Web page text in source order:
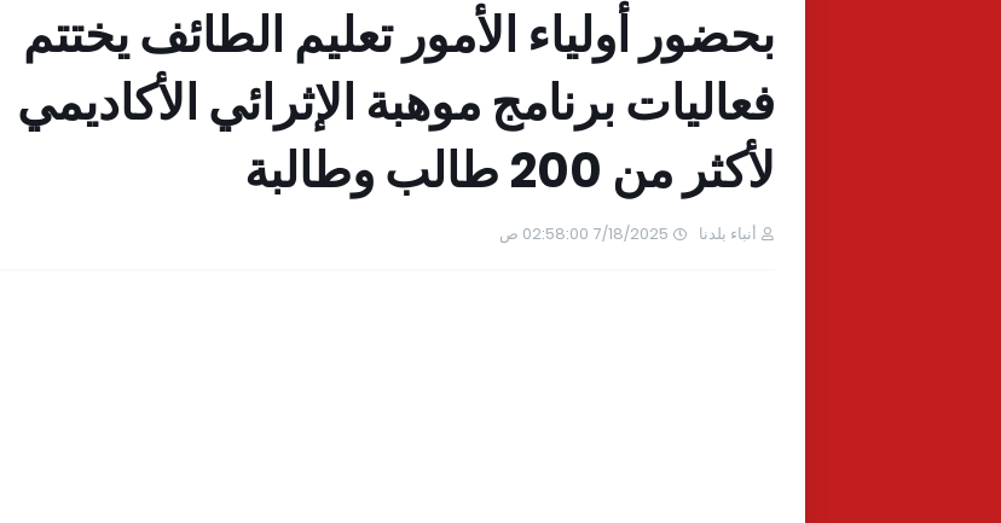
بحضور أولياء الأمور تعليم الطائف يختتم
فعاليات برنامج موهبة الإثرائي الأكاديمي
لأكثر من 200 طالب وطالبة
أنباء بلدنا 7/18/2025 02:58:00 ص